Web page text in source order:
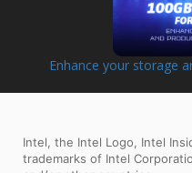
Enhance your storage
Intel, the Intel Logo, Intel
trademarks of Intel